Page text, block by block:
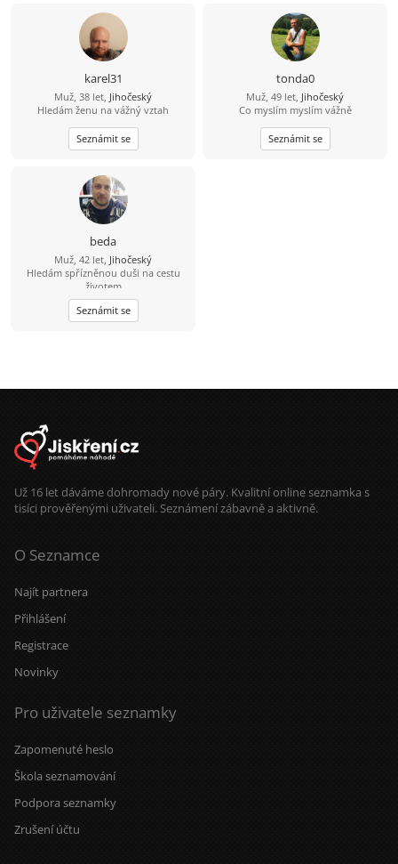
překážkou????
karel31
Muž, 38 let, Jihočeský
Hledám ženu na vážný vztah
Seznámit se
tonda0
Muž, 49 let, Jihočeský
Co myslím myslím vážně
Seznámit se
beda
Muž, 42 let, Jihočeský
Hledám spřízněnou duši na cestu
životem
Seznámit se
Už 16 let dáváme dohromady nové páry. Kvalitní online seznamka s
tisíci prověřenými uživateli. Seznámení zábavně a aktivně.
O Seznamce
Najít partnera
Přihlášení
Registrace
Novinky
Pro uživatele seznamky
Zapomenuté heslo
Škola seznamování
Podpora seznamky
Zrušení účtu